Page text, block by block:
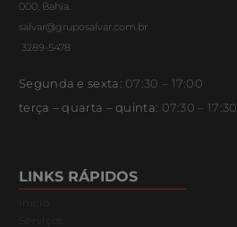
000, Bahia.
salvar@gruposalvar.com.br
3289-5478
Segunda e sexta: 07:30 – 17:00
terça – quarta – quinta: 07:30 – 17:30
LINKS RÁPIDOS